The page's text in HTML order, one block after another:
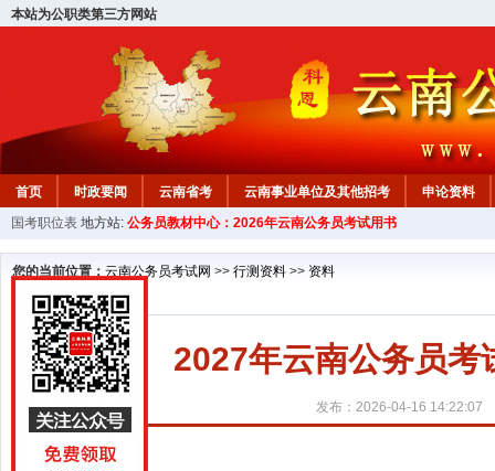
本站为公职类第三方网站
首页 时政要闻 云南省考 云南事业单位及其他招考
申论资料
国考职位表 地方站: 公务员教材中心：2026年云南公务员考试用书
您的当前位置： 云南公务员考试网 >> 行测资料 >> 资料
2027年云南公务员考
发布：2026-04-16 14:22:07